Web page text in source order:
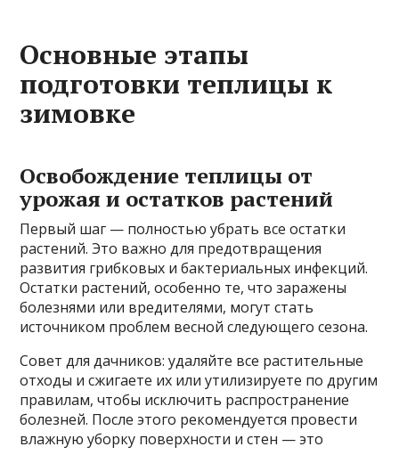
Основные этапы
подготовки теплицы к
зимовке
Освобождение теплицы от
урожая и остатков растений
Первый шаг — полностью убрать все остатки
растений. Это важно для предотвращения
развития грибковых и бактериальных инфекций.
Остатки растений, особенно те, что заражены
болезнями или вредителями, могут стать
источником проблем весной следующего сезона.
Совет для дачников: удаляйте все растительные
отходы и сжигаете их или утилизируете по другим
правилам, чтобы исключить распространение
болезней. После этого рекомендуется провести
влажную уборку поверхности и стен — это